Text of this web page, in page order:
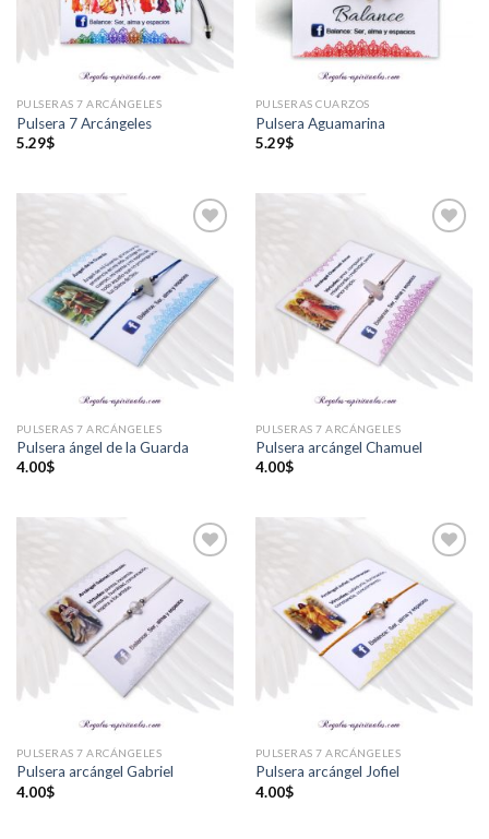
PULSERAS 7 ARCÁNGELES
Pulsera 7 Arcángeles
5.29$
PULSERAS CUARZOS
Pulsera Aguamarina
5.29$
a la
lista de
deseos
PULSERAS 7 ARCÁNGELES
Pulsera ángel de la Guarda
4.00$
lista de
deseos
PULSERAS 7 ARCÁNGELES
Pulsera arcángel Chamuel
4.00$
a la
lista de
deseos
PULSERAS 7 ARCÁNGELES
Pulsera arcángel Gabriel
4.00$
lista de
deseos
PULSERAS 7 ARCÁNGELES
Pulsera arcángel Jofiel
4.00$